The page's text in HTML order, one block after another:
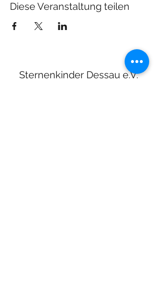
Diese Veranstaltung teilen
Sternenkinder Dessau e.V.